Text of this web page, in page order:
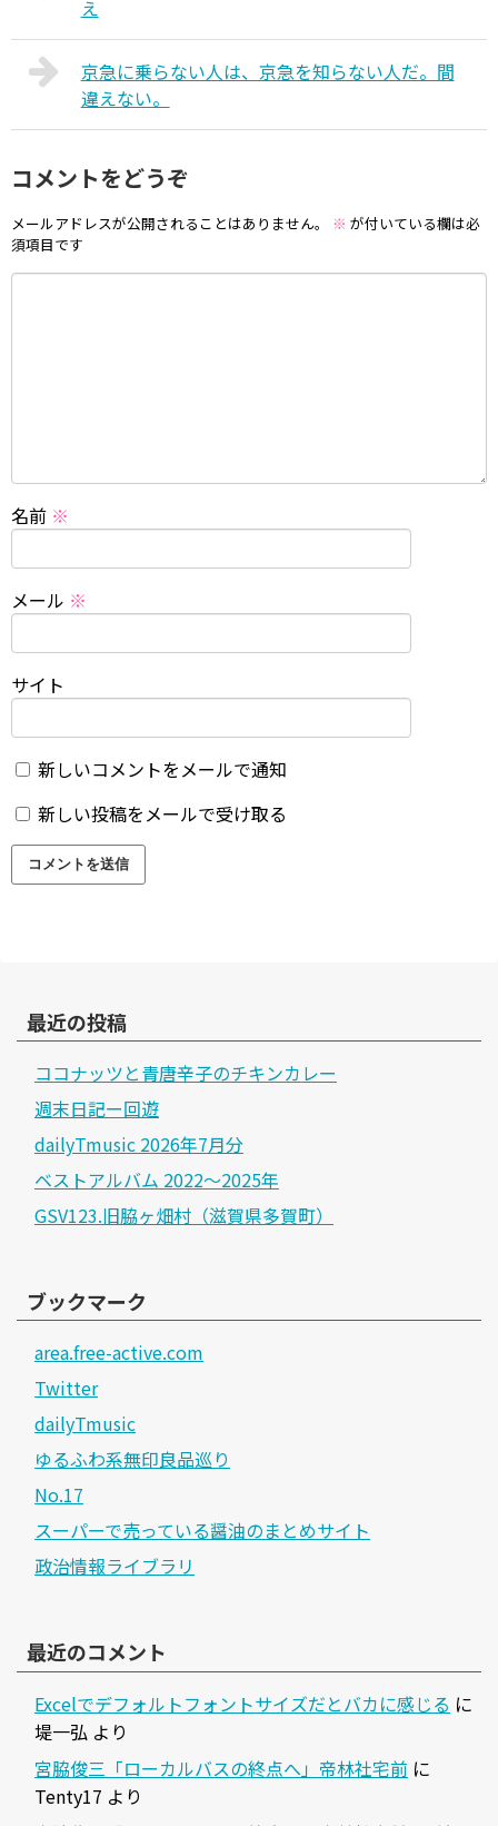
え
京急に乗らない人は、京急を知らない人だ。間
違えない。
コメントをどうぞ
メールアドレスが公開されることはありません。 ※ が付いている欄は必
須項目です
名前 ※
メール ※
サイト
新しいコメントをメールで通知
新しい投稿をメールで受け取る
最近の投稿
ココナッツと青唐辛子のチキンカレー
週末日記ー回遊
dailyTmusic 2026年7月分
ベストアルバム 2022～2025年
GSV123.旧脇ヶ畑村（滋賀県多賀町）
ブックマーク
area.free-active.com
Twitter
dailyTmusic
ゆるふわ系無印良品巡り
No.17
スーパーで売っている醤油のまとめサイト
政治情報ライブラリ
最近のコメント
Excelでデフォルトフォントサイズだとバカに感じる に
堤一弘 より
宮脇俊三「ローカルバスの終点へ」帝林社宅前 に
Tenty17 より